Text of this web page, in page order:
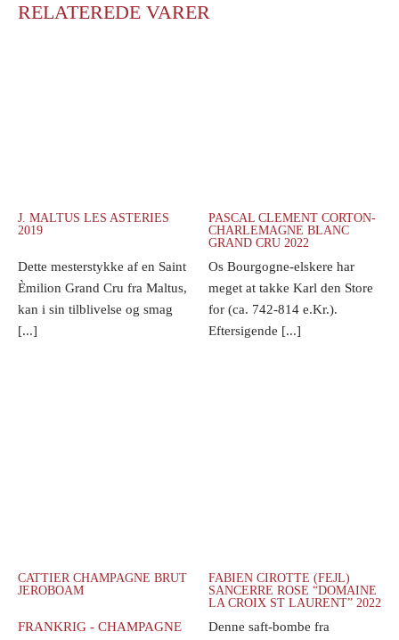
RELATEREDE VARER
J. MALTUS LES ASTERIES
2019
Dette mesterstykke af en Saint
Èmilion Grand Cru fra Maltus,
kan i sin tilblivelse og smag
[...]
PASCAL CLEMENT CORTON-
CHARLEMAGNE BLANC
GRAND CRU 2022
Os Bourgogne-elskere har
meget at takke Karl den Store
for (ca. 742-814 e.Kr.).
Eftersigende [...]
CATTIER CHAMPAGNE BRUT
JEROBOAM
FRANKRIG - CHAMPAGNE
FABIEN CIROTTE (FEJL)
SANCERRE ROSE “DOMAINE
LA CROIX ST LAURENT” 2022
Denne saft-bombe fra